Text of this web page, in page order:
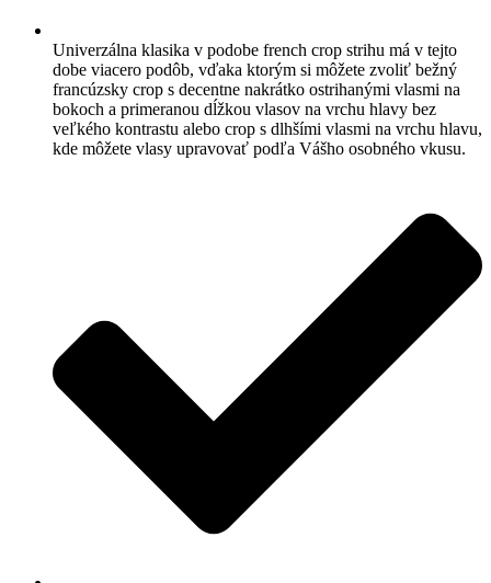
Univerzálna klasika v podobe french crop strihu má v tejto
dobe viacero podôb, vďaka ktorým si môžete zvoliť bežný
francúzsky crop s decentne nakrátko ostrihanými vlasmi na
bokoch a primeranou dĺžkou vlasov na vrchu hlavy bez
veľkého kontrastu alebo crop s dlhšími vlasmi na vrchu hlavu,
kde môžete vlasy upravovať podľa Vášho osobného vkusu.